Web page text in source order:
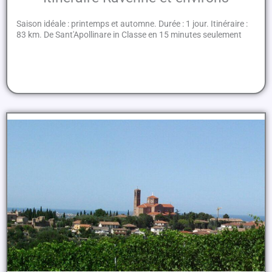
Saison idéale : printemps et automne. Durée : 1 jour. Itinéraire :
83 km. De Sant'Apollinare in Classe en 15 minutes seulement